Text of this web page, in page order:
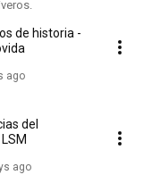
de historia -
ago
del
ago